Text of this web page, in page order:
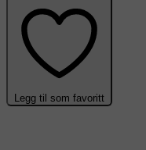
Legg til som favoritt